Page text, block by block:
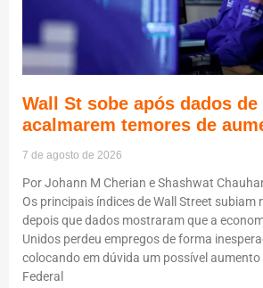
Wall St sobe após dados de
acalmarem temores de
7 de agosto de 2026
Por Johann M Cherian e Shashwat
Os principais índices de Wall Street subiam
depois que dados mostraram que a
Unidos perdeu empregos de forma
colocando em dúvida um possível
Federal